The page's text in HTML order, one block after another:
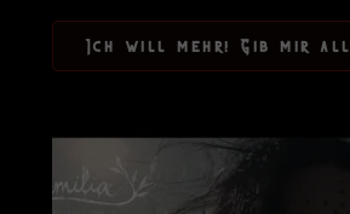
Ich will mehr! Gib mir